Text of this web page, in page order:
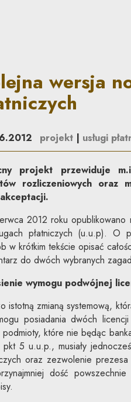
wersja
projekt| usługi
projekt przewiduje
rozliczeniowych oraz
2012 roku opublikowano
płatniczych (u.u.p). O
w krótkim tekście opisać
do dwóch wybranych
wymogu podwójnej
istotną zmianą systemową,
posiadania dwóch
które nie będąc
5 u.u.p., musiały
oraz zezwolenie
dość